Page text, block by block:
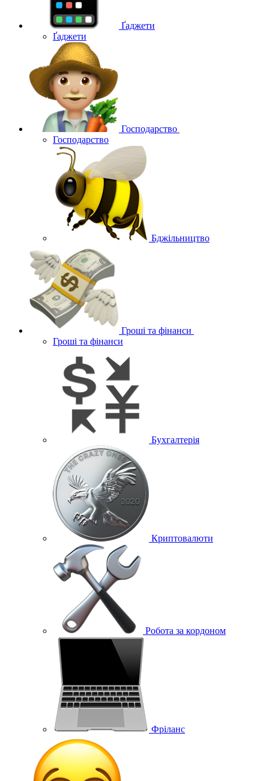
Ґаджети
Ґаджети
Господарство
Господарство
Бджільництво
Гроші та фінанси
Гроші та фінанси
Бухгалтерія
Криптовалюти
Робота за кордоном
Фріланс